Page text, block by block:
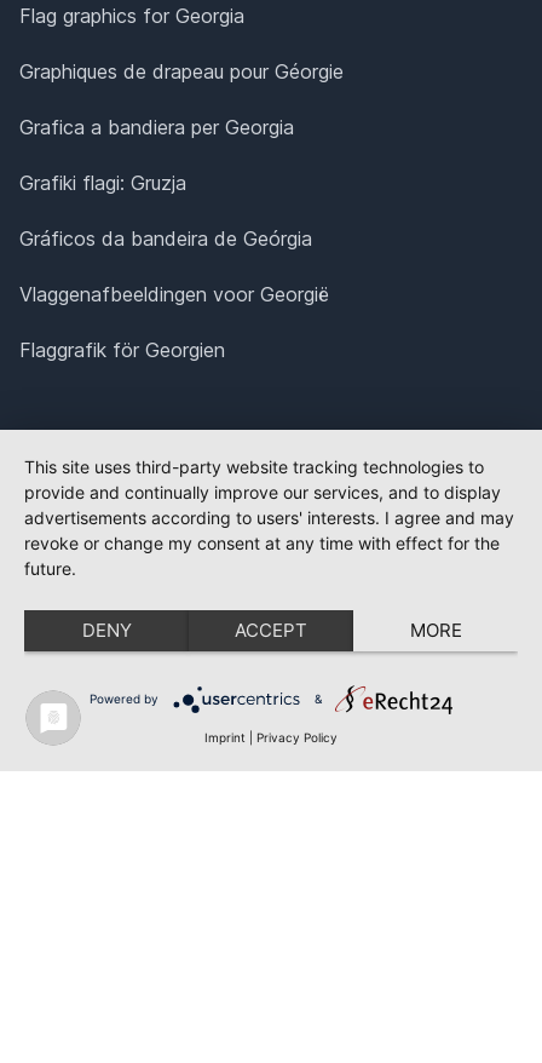
Flag graphics for Georgia
Graphiques de drapeau pour Géorgie
Grafica a bandiera per Georgia
Grafiki flagi: Gruzja
Gráficos da bandeira de Geórgia
Vlaggenafbeeldingen voor Georgië
Flaggrafik för Georgien
This site uses third-party website tracking technologies to
provide and continually improve our services, and to display
advertisements according to users' interests. I agree and may
revoke or change my consent at any time with effect for the
future.
DENY ACCEPT MORE
Powered by &
Imprint Privacy Policy